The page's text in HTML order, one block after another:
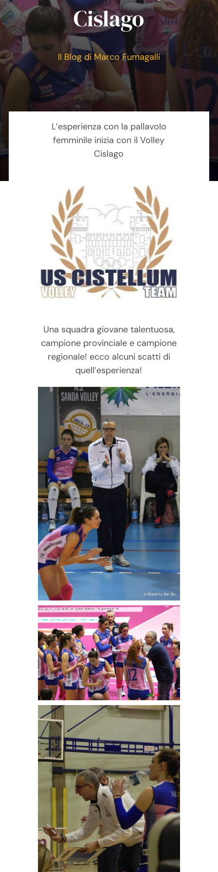
Contatti
Carrello
Cislago
Il Blog di Marco Fumagalli
L’esperienza con la pallavolo
femminile inizia con il Volley
Cislago
Una squadra giovane talentuosa,
campione provinciale e campione
regionale! ecco alcuni scatti di
quell’esperienza!